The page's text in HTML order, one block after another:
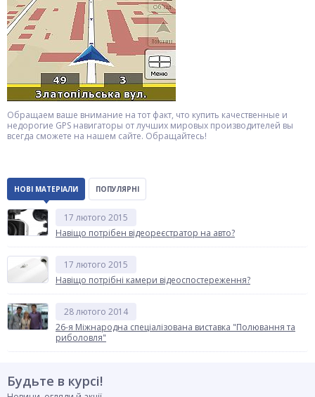
Обращаем ваше внимание на тот факт, что купить качественные и
недорогие GPS навигаторы от лучших мировых производителей вы
всегда сможете на нашем сайте. Обращайтесь!
НОВІ МАТЕРІАЛИ ПОПУЛЯРНІ
17 лютого 2015
Навіщо потрібен відеореєстратор на авто?
17 лютого 2015
Навіщо потрібні камери відеоспостереження?
28 лютого 2014
26-я Міжнародна спеціалізована виставка "Полювання та
риболовля"
Будьте в курсі!